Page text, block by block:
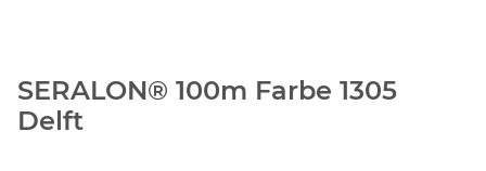
SERALON® 100m Farbe 1305
Delft